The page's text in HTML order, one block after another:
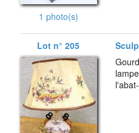
1 photo(s)
Lot n° 205